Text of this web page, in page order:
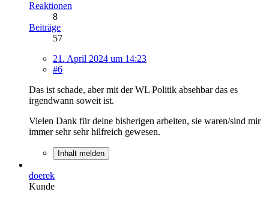
Reaktionen
8
Beiträge
57
21. April 2024 um 14:23
#6
Das ist schade, aber mit der WL Politik absehbar das es
irgendwann soweit ist.
Vielen Dank für deine bisherigen arbeiten, sie waren/sind mir
immer sehr sehr hilfreich gewesen.
Inhalt melden
doerek
Kunde